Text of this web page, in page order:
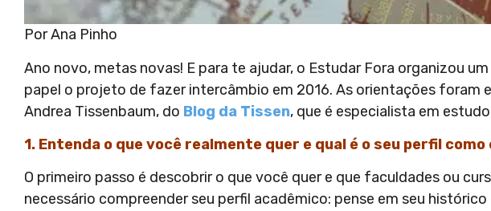
Por Ana Pinho
Ano novo, metas novas! E para te ajudar, o Estudar Fora organizou
papel o projeto de fazer intercâmbio em 2016. As orientações foram
Andrea Tissenbaum, do Blog da Tissen, que é especialista em
1. Entenda o que você realmente quer e qual é o seu perfil
O primeiro passo é descobrir o que você quer e que faculdades ou
necessário compreender seu perfil acadêmico: pense em seu